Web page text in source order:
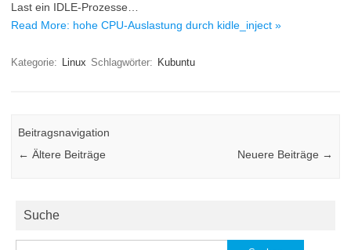
Last ein IDLE-Prozesse…
Read More: hohe CPU-Auslastung durch kidle_inject »
Kategorie: Linux Schlagwörter: Kubuntu
Beitragsnavigation
← Ältere Beiträge Neuere Beiträge →
Suche